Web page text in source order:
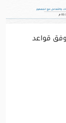
وفق قواعد